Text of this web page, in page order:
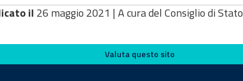
il 26 maggio 2021 | A cura del Consiglio di Stato
Valuta questo sito